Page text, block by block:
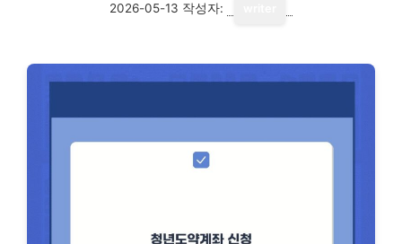
2026-05-13 작성자: